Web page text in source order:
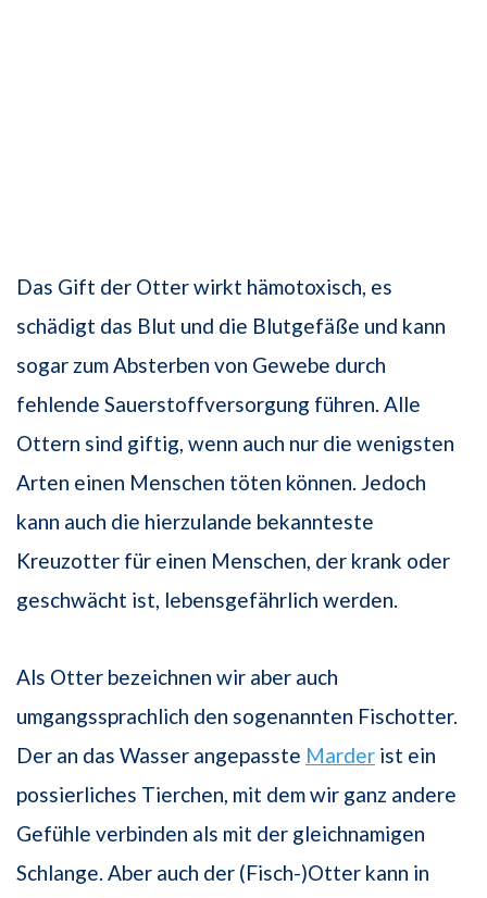
Das Gift der Otter wirkt hämotoxisch, es
schädigt das Blut und die Blutgefäße und kann
sogar zum Absterben von Gewebe durch
fehlende Sauerstoffversorgung führen. Alle
Ottern sind giftig, wenn auch nur die wenigsten
Arten einen Menschen töten können. Jedoch
kann auch die hierzulande bekannteste
Kreuzotter für einen Menschen, der krank oder
geschwächt ist, lebensgefährlich werden.
Als Otter bezeichnen wir aber auch
umgangssprachlich den sogenannten Fischotter.
Der an das Wasser angepasste Marder ist ein
possierliches Tierchen, mit dem wir ganz andere
Gefühle verbinden als mit der gleichnamigen
Schlange. Aber auch der (Fisch-)Otter kann in